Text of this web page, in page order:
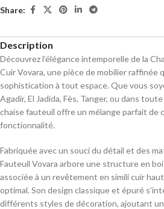
Share:
Description
Découvrez l’élégance intemporelle de la
Cuir Vovara, une pièce de mobilier raffinée
sophistication à tout espace. Que vous
Agadir, El Jadida, Fès, Tanger, ou dans
chaise fauteuil offre un mélange parfait de
fonctionnalité.
Fabriquée avec un souci du détail et des
Fauteuil Vovara arbore une structure en
associée à un revêtement en simili cuir
optimal. Son design classique et épuré
différents styles de décoration, ajoutant